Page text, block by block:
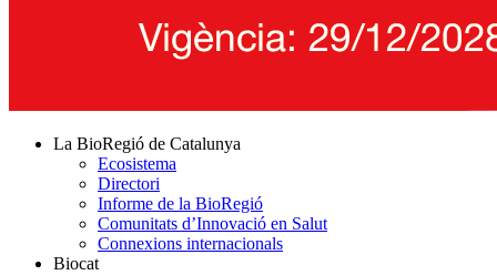
La BioRegió de Catalunya
Ecosistema
Directori
Informe de la BioRegió
Comunitats d’Innovació en Salut
Connexions internacionals
Biocat